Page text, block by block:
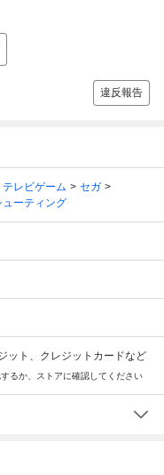
違反報告
テレビゲーム
セガ
ューティング
ット、クレジットカードなど
るか、ストアに確認してください